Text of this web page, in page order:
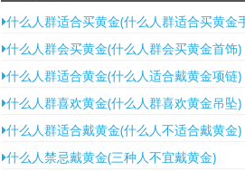
什么人群适合买黄金(什么人群适合买黄金
什么人群会买黄金(什么人群会买黄金首饰)
什么人群适合黄金(什么人适合戴黄金项链)
什么人群喜欢黄金(什么人群喜欢黄金吊坠)
什么人群适合戴黄金(什么人不适合戴黄金)
什么人禁忌戴黄金(三种人不宜戴黄金)